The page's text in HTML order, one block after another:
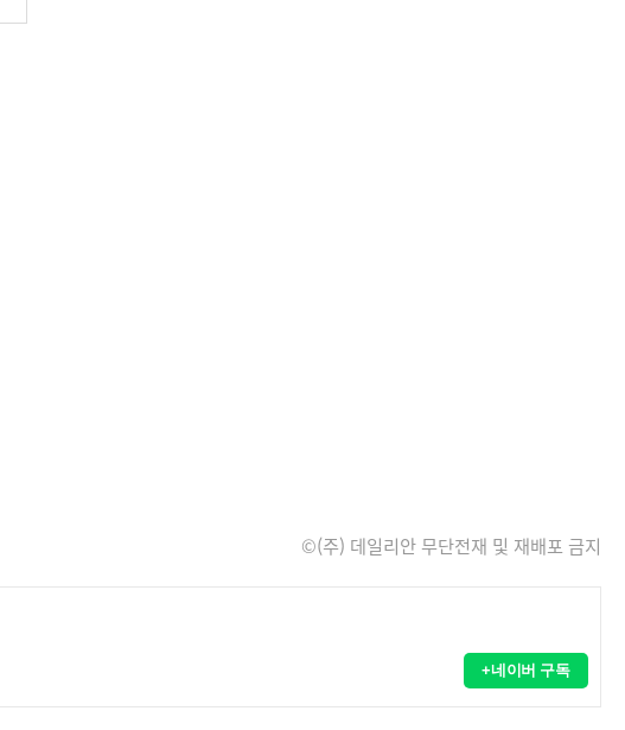
©(주) 데일리안 무단전재 및 재배포 금지
+네이버 구독